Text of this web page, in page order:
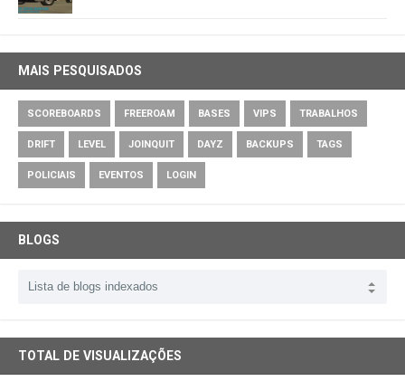
MAIS PESQUISADOS
SCOREBOARDS FREEROAM BASES VIPS TRABALHOS
DRIFT LEVEL JOINQUIT DAYZ BACKUPS TAGS
POLICIAIS EVENTOS LOGIN
BLOGS
TOTAL DE VISUALIZAÇÕES